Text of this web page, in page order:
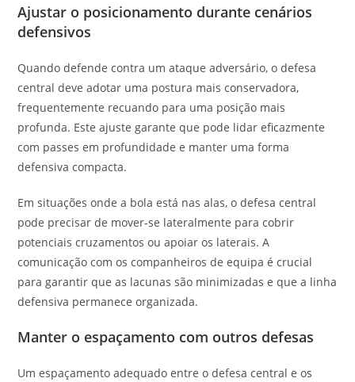
Ajustar o posicionamento durante cenários
defensivos
Quando defende contra um ataque adversário, o defesa
central deve adotar uma postura mais conservadora,
frequentemente recuando para uma posição mais
profunda. Este ajuste garante que pode lidar eficazmente
com passes em profundidade e manter uma forma
defensiva compacta.
Em situações onde a bola está nas alas, o defesa central
pode precisar de mover-se lateralmente para cobrir
potenciais cruzamentos ou apoiar os laterais. A
comunicação com os companheiros de equipa é crucial
para garantir que as lacunas são minimizadas e que a linha
defensiva permanece organizada.
Manter o espaçamento com outros defesas
Um espaçamento adequado entre o defesa central e os